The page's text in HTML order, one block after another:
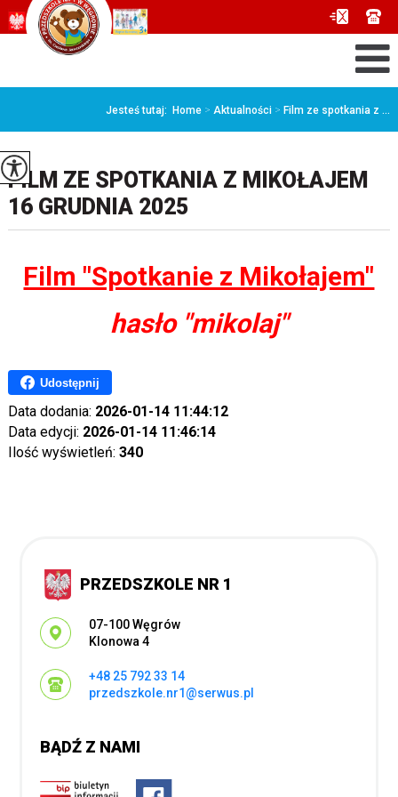
Jesteś tutaj: Home > Aktualności > Film ze spotkania z ...
FILM ZE SPOTKANIA Z MIKOŁAJEM
16 GRUDNIA 2025
Film "Spotkanie z Mikołajem"
hasło "mikolaj"
Udostępnij
Data dodania: 2026-01-14 11:44:12
Data edycji: 2026-01-14 11:46:14
Ilość wyświetleń: 340
PRZEDSZKOLE NR 1
Adres pocztowy:
07-100 Węgrów
Klonowa 4
+48 25 792 33 14
przedszkole.nr1@serwus.pl
BĄDŹ Z NAMI